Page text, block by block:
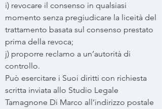
i) revocare il consenso in qualsiasi
momento senza pregiudicare la liceità del
trattamento basata sul consenso prestato
prima della revoca;
j) proporre reclamo a un’autorità di
controllo.
Può esercitare i Suoi diritti con richiesta
scritta inviata allo Studio Legale
Tamagnone Di Marco all’indirizzo postale